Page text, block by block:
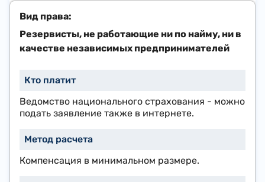
Резервисты, не работающие ни по найму, ни в
качестве независимых предпринимателей
Ведомство национального страхования - можно
подать заявление также в интернете.
Компенсация в минимальном размере.